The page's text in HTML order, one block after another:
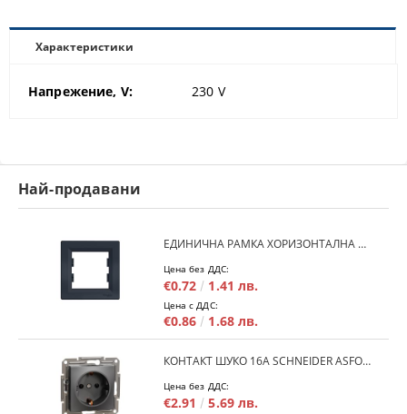
Характеристики
Напрежение, V: 230 V
Най-продавани
ЕДИНИЧНА РАМКА ХОРИЗОНТАЛНА SCHNEIDER ASFORA EPH5800171 - АНТРАЦИТ
Цена без ДДС:
€0.72 1.41 лв.
Цена с ДДС:
€0.86 1.68 лв.
КОНТАКТ ШУКО 16A SCHNEIDER ASFORA EPH2900171 - АНРАЦИТ
Цена без ДДС:
€2.91 5.69 лв.